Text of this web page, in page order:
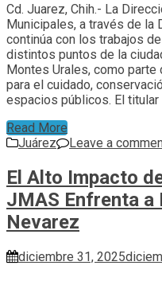
Cd. Juarez, Chih.- La
Municipales, a través de la
continúa con los trabajos
distintos puntos de la
Montes Urales, como
para el cuidado,
espacios públicos. El titular
Read More
Juárez
Leave a
El Alto Impacto
JMAS Enfrenta a
Nevarez
diciembre 31, 2025